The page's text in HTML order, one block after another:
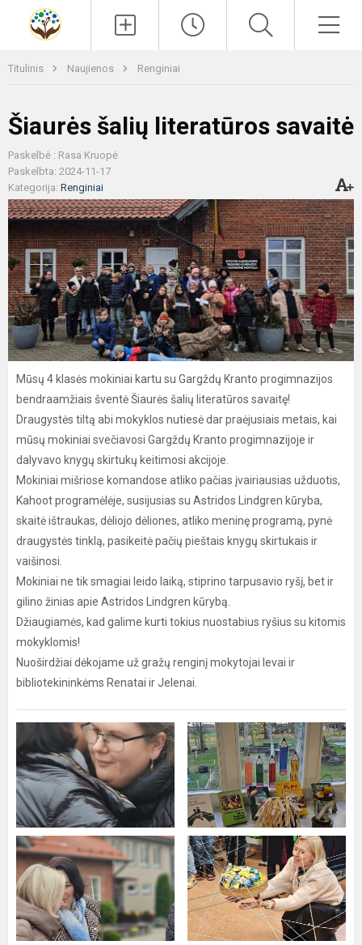
Titulinis Naujienos Renginiai
Šiaurės šalių literatūros savaitė
Paskelbė : Rasa Kruopė
Paskelbta: 2024-11-17
Kategorija: Renginiai
Mūsų 4 klasės mokiniai kartu su Gargždų Kranto progimnazijos
bendraamžiais šventė Šiaurės šalių literatūros savaitę!
Draugystės tiltą abi mokyklos nutiesė dar praėjusiais metais, kai
mūsų mokiniai svečiavosi Gargždų Kranto progimnazijoje ir
dalyvavo knygų skirtukų keitimosi akcijoje.
Mokiniai mišriose komandose atliko pačias įvairiausias užduotis,
Kahoot programėlėje, susijusias su Astridos Lindgren kūryba,
skaitė ištraukas, dėliojo dėliones, atliko meninę programą, pynė
draugystės tinklą, pasikeitė pačių pieštais knygų skirtukais ir
vaišinosi.
Mokiniai ne tik smagiai leido laiką, stiprino tarpusavio ryšį, bet ir
gilino žinias apie Astridos Lindgren kūrybą.
Džiaugiamės, kad galime kurti tokius nuostabius ryšius su kitomis
mokyklomis!
Nuoširdžiai dėkojame už gražų renginį mokytojai Ievai ir
bibliotekininkėms Renatai ir Jelenai.